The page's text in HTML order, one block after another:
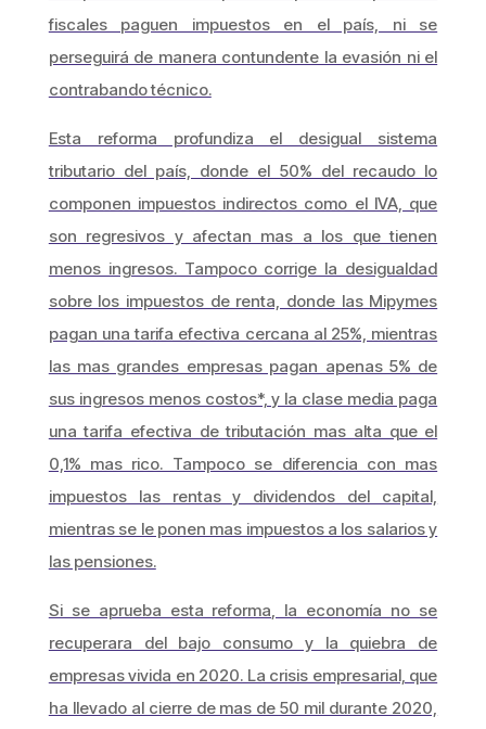
fiscales paguen impuestos en el país, ni se
perseguirá de manera contundente la evasión ni el
contrabando técnico.
Esta reforma profundiza el desigual sistema
tributario del país, donde el 50% del recaudo lo
componen impuestos indirectos como el IVA, que
son regresivos y afectan mas a los que tienen
menos ingresos. Tampoco corrige la desigualdad
sobre los impuestos de renta, donde las Mipymes
pagan una tarifa efectiva cercana al 25%, mientras
las mas grandes empresas pagan apenas 5% de
sus ingresos menos costos*, y la clase media paga
una tarifa efectiva de tributación mas alta que el
0,1% mas rico. Tampoco se diferencia con mas
impuestos las rentas y dividendos del capital,
mientras se le ponen mas impuestos a los salarios y
las pensiones.
Si se aprueba esta reforma, la economía no se
recuperara del bajo consumo y la quiebra de
empresas vivida en 2020. La crisis empresarial, que
ha llevado al cierre de mas de 50 mil durante 2020,